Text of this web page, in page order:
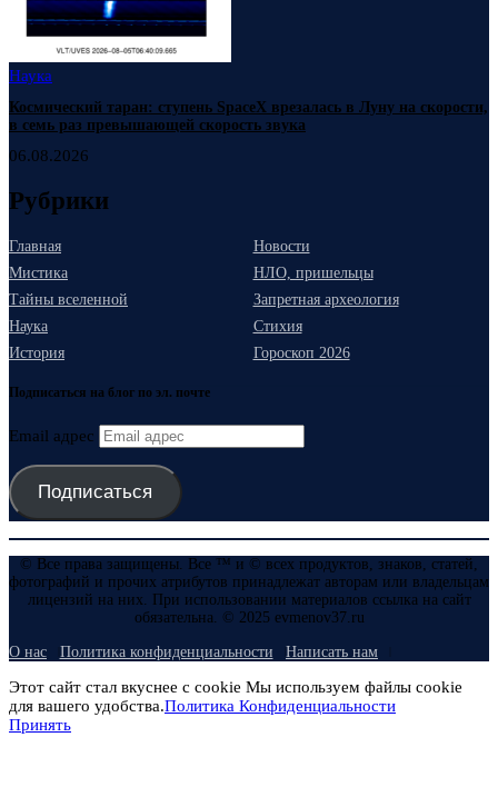
Наука
Космический таран: ступень SpaceX врезалась в Луну на скорости,
в семь раз превышающей скорость звука
06.08.2026
Рубрики
Главная
Новости
Мистика
НЛО, пришельцы
Тайны вселенной
Запретная археология
Наука
Стихия
История
Гороскоп 2026
Подписаться на блог по эл. почте
Email адрес
Подписаться
© Все права защищены. Все ™ и © всех продуктов, знаков, статей,
фотографий и прочих атрибутов принадлежат авторам или владельцам
лицензий на них. При использовании материалов ссылка на сайт
обязательна. © 2025 evmenov37.ru
О нас Политика конфиденциальности Написать нам
Этот сайт стал вкуснее с cookie Мы используем файлы cookie
для вашего удобства.Политика Конфиденциальности
Принять